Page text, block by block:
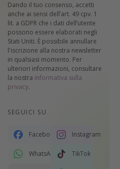
Dando il tuo consenso, accetti
anche ai sensi dell’art. 49 cpv. 1
lit. a GDPR che i dati dell’utente
possono essere elaborati negli
Stati Uniti. È possibile annullare
l'iscrizione alla nostra newsletter
in qualsiasi momento. Per
ulteriori informazioni, consultare
la nostra informativa sulla
privacy.
SEGUICI SU
Facebook Instagram
WhatsApp TikTok